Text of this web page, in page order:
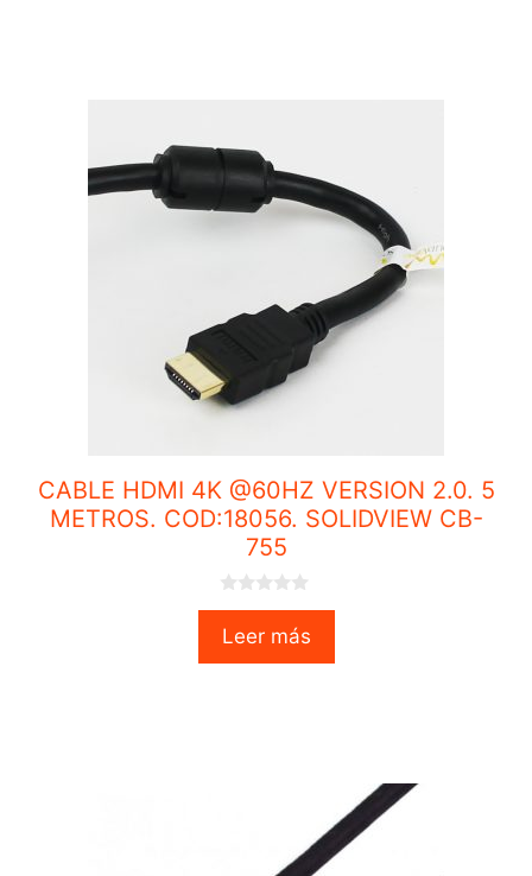
CABLE HDMI 4K @60HZ VERSION 2.0. 5
METROS. COD:18056. SOLIDVIEW CB-
755
0
u
Leer más